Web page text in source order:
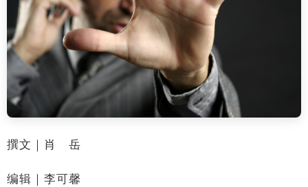
撰文｜肖 岳
编辑｜李可馨